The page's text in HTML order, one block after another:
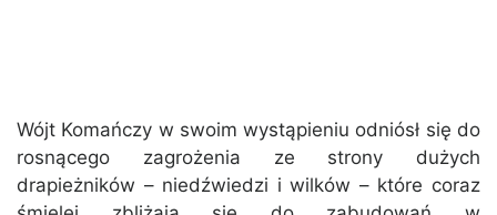
Wójt Komańczy w swoim wystąpieniu odniósł się do
rosnącego zagrożenia ze strony dużych
drapieżników – niedźwiedzi i wilków – które coraz